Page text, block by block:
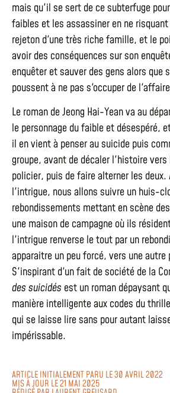
mais qu'il se sert de ce subterfuge
faibles et les assassiner en ne
rejeton d'une très riche famille, et le
avoir des conséquences sur son
enquêter et sauver des gens alors que
poussent à ne pas s'occuper de
Le roman de Jeong Hai-Yean va au
le personnage du faible et désespéré,
il en vient à penser au suicide puis
groupe, avant de décaler l'histoire vers
policier, puis de faire alterner les deux.
l'intrigue, nous allons suivre un huis-
rebondissements mettant en scène
une maison de campagne où ils
l'intrigue renverse le tout par un
apparaitre un peu forcé, vers une
S'inspirant d'un fait de société de la
des suicidés est un roman dépaysant
manière intelligente aux codes du
qui se laisse lire sans pour autant
impérissable.
ARTICLE INITIALEMENT PARU LE 30 AVRIL 2022
MIS À JOUR LE 21 MAI 2025